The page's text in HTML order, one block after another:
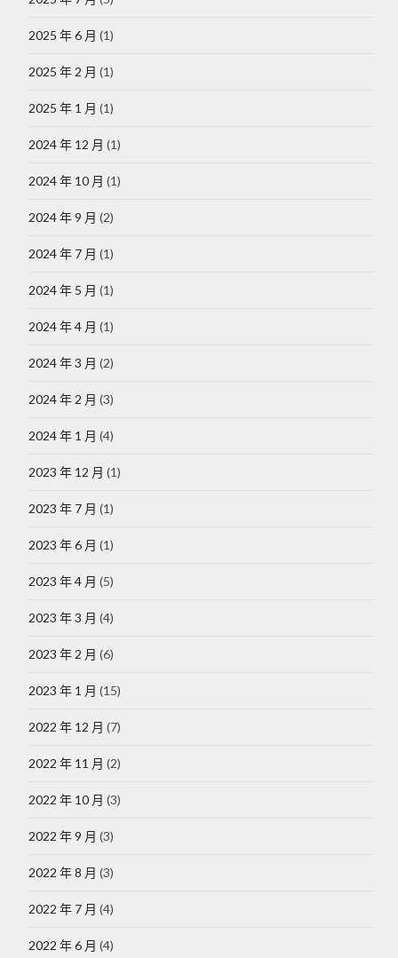
2025 年 6 月 (1)
2025 年 2 月 (1)
2025 年 1 月 (1)
2024 年 12 月 (1)
2024 年 10 月 (1)
2024 年 9 月 (2)
2024 年 7 月 (1)
2024 年 5 月 (1)
2024 年 4 月 (1)
2024 年 3 月 (2)
2024 年 2 月 (3)
2024 年 1 月 (4)
2023 年 12 月 (1)
2023 年 7 月 (1)
2023 年 6 月 (1)
2023 年 4 月 (5)
2023 年 3 月 (4)
2023 年 2 月 (6)
2023 年 1 月 (15)
2022 年 12 月 (7)
2022 年 11 月 (2)
2022 年 10 月 (3)
2022 年 9 月 (3)
2022 年 8 月 (3)
2022 年 7 月 (4)
2022 年 6 月 (4)